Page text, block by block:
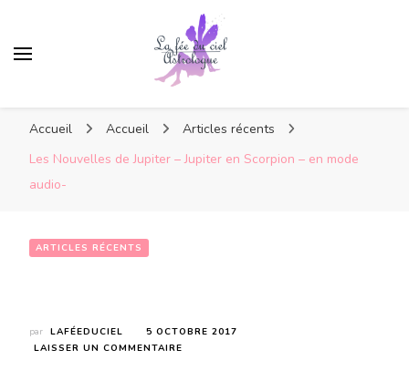
Accueil Accueil
Articles récents
Les Nouvelles de Jupiter – Jupiter en Scorpion – en mode
audio-
ARTICLES RÉCENTS
par LAFÉEDUCIEL
5 OCTOBRE 2017
LAISSER UN COMMENTAIRE